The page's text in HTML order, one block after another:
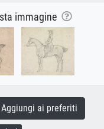
immagine
Aggiungi ai preferiti